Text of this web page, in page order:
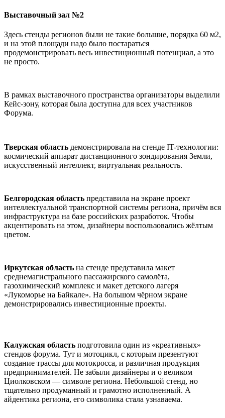
Выставочный зал №2
Здесь стенды регионов были не такие большие, порядка 60 м2,
и на этой площади надо было постараться
продемонстрировать весь инвестиционный потенциал, а это
не просто.
В рамках выставочного пространства организаторы выделили
Кейс-зону, которая была доступна для всех участников
Форума.
Тверская область демонстрировала на стенде IT-технологии:
космический аппарат дистанционного зондирования Земли,
искусственный интеллект, виртуальная реальность.
Белгородская область представила на экране проект
интеллектуальной транспортной системы региона, причём вся
инфраструктура на базе российских разработок. Чтобы
акцентировать на этом, дизайнеры воспользовались жёлтым
цветом.
Иркутская область на стенде представила макет
среднемагистрального пассажирского самолёта,
газохимический комплекс и макет детского лагеря
«Лукоморье на Байкале». На большом чёрном экране
демонстрировались инвестиционные проекты.
Калужская область подготовила один из «креативных»
стендов форума. Тут и мотоцикл, с которым презентуют
создание трассы для мотокросса, и различная продукция
предпринимателей. Не забыли дизайнеры и о великом
Циолковском — символе региона. Небольшой стенд, но
тщательно продуманный и грамотно исполненный. А
айдентика региона, его символика стала узнаваема.